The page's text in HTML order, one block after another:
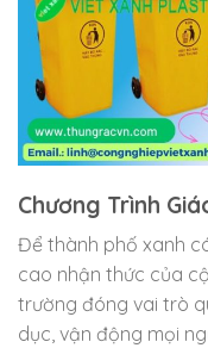
Chương Trình
Để thành phố xanh
cao nhận thức của
trường đóng vai trò
dục, vận động mọi